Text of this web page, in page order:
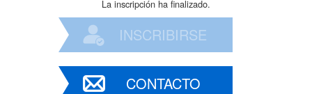
La inscripción ha finalizado.
INSCRIBIRSE
CONTACTO